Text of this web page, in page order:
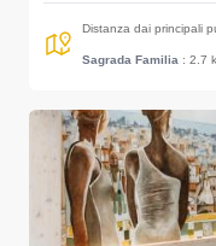
Distanza dai principali
Sagrada Familia : 2.7